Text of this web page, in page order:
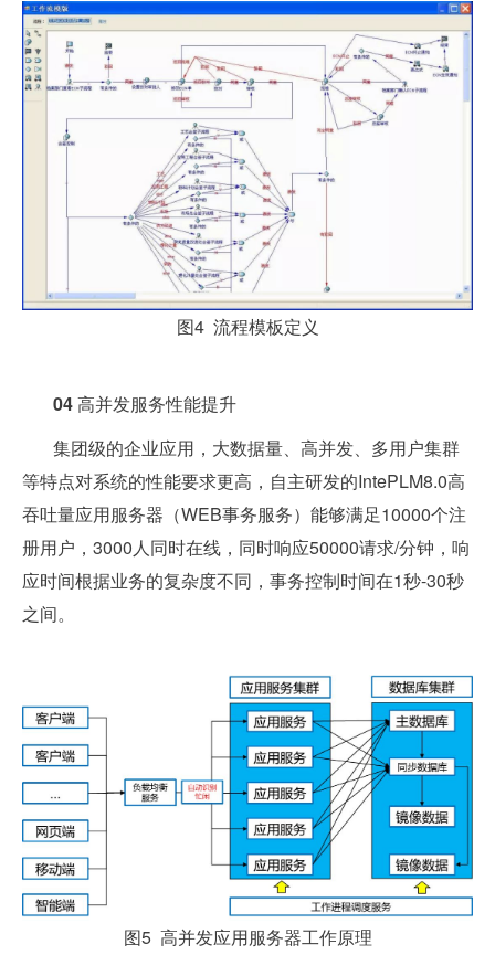
图4 流程模板定义
04高并发服务性能提升
集团级的企业应用，大数据量、高并发、多用户集群
等特点对系统的性能要求更高，自主研发的IntePLM8.0高
吞吐量应用服务器（WEB事务服务）能够满足10000个注
册用户，3000人同时在线，同时响应50000请求/分钟，响
应时间根据业务的复杂度不同，事务控制时间在1秒-30秒
之间。
图5 高并发应用服务器工作原理